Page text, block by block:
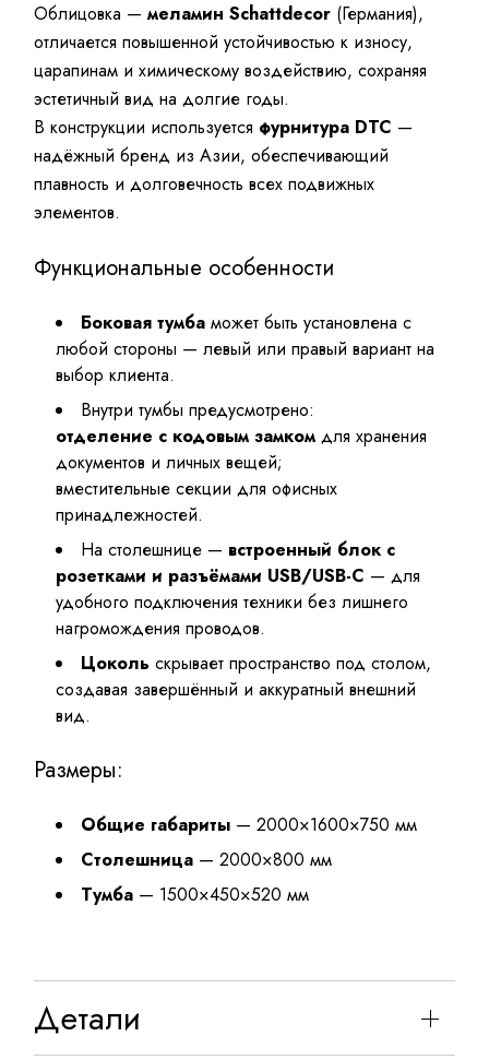
Облицовка —меламин Schattdecor (Германия),
отличается повышенной устойчивостью к износу,
царапинам и химическому воздействию, сохраняя
эстетичный вид на долгие годы.
В конструкции используется фурнитура DTC —
надёжный бренд из Азии, обеспечивающий
плавность и долговечность всех подвижных
элементов.
Функциональные особенности
Боковая тумба может быть установлена с
любой стороны — левый или правый вариант на
выбор клиента.
Внутри тумбы предусмотрено:
отделение с кодовым замком для хранения
документов и личных вещей;
вместительные секции для офисных
принадлежностей.
На столешнице — встроенный блок с
розетками и разъёмами USB/USB-C — для
удобного подключения техники без лишнего
нагромождения проводов.
Цоколь скрывает пространство под столом,
создавая завершённый и аккуратный внешний
вид.
Размеры:
Общие габариты — 2000×1600×750 мм
Столешница — 2000×800 мм
Тумба — 1500×450×520 мм
Детали